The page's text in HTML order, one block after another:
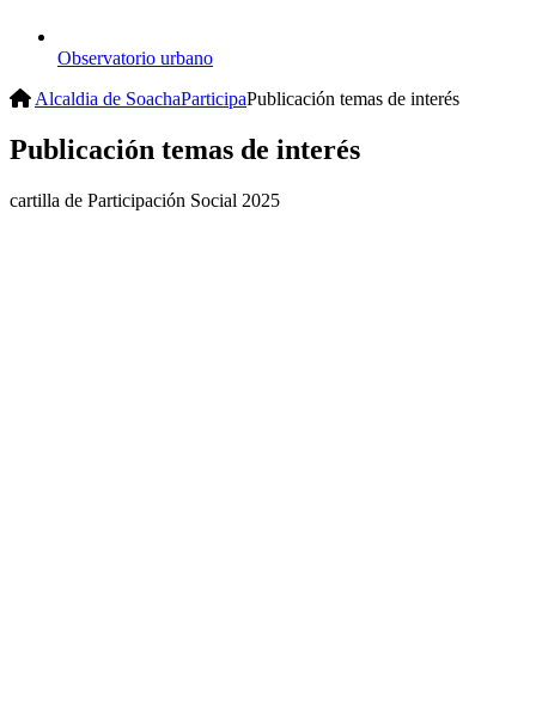
Observatorio urbano
Alcaldia de SoachaParticipaPublicación temas de interés
Publicación temas de interés
cartilla de Participación Social 2025​